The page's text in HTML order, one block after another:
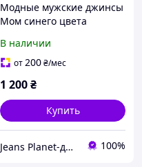
Модные мужские джинсы
Мом синего цвета
В наличии
от200₴/мес
1 200₴
Купить
Jeans Planet-джинсовая одежда для всей семьи 100%